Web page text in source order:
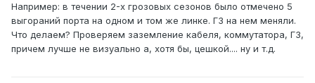
Например: в течении 2-х грозовых сезонов было отмечено 5
выгораний порта на одном и том же линке. ГЗ на нем меняли.
Что делаем? Проверяем заземление кабеля, коммутатора, ГЗ,
причем лучше не визуально а, хотя бы, цешкой.... ну и т.д.